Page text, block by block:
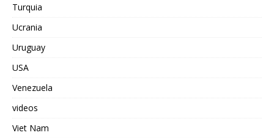
Turquia
Ucrania
Uruguay
USA
Venezuela
videos
Viet Nam